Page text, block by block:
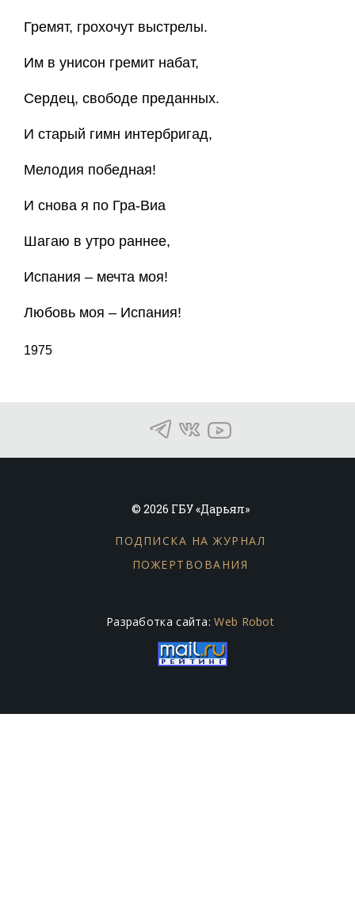
Гремят, грохочут выстрелы.
Им в унисон гремит набат,
Сердец, свободе преданных.
И старый гимн интербригад,
Мелодия победная!
И снова я по Гра-Виа
Шагаю в утро раннее,
Испания – мечта моя!
Любовь моя – Испания!
1975
© 2026 ГБУ «Дарьял»
ПОДПИСКА НА ЖУРНАЛ
ПОЖЕРТВОВАНИЯ
Разработка сайта:Web Robot